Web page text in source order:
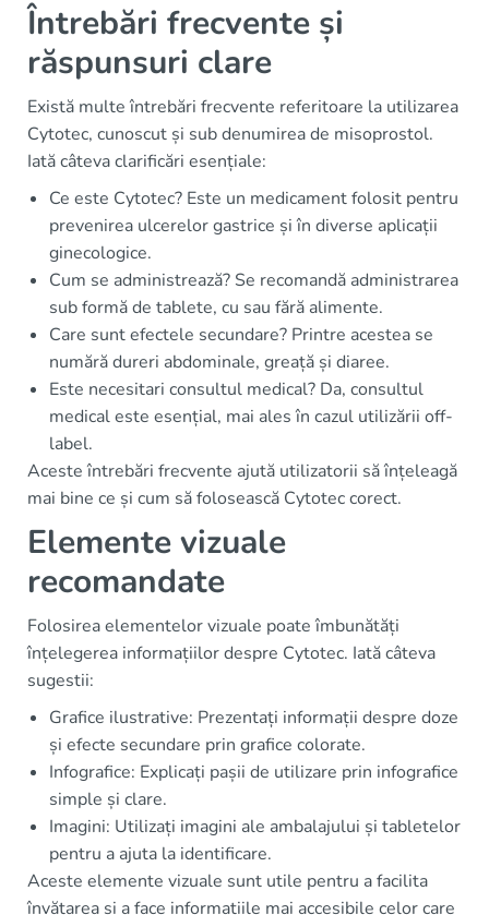
Întrebări frecvente și
răspunsuri clare
Există multe întrebări frecvente referitoare la utilizarea
Cytotec, cunoscut și sub denumirea de misoprostol.
Iată câteva clarificări esențiale:
Ce este Cytotec? Este un medicament folosit pentru
prevenirea ulcerelor gastrice și în diverse aplicații
ginecologice.
Cum se administrează? Se recomandă administrarea
sub formă de tablete, cu sau fără alimente.
Care sunt efectele secundare? Printre acestea se
numără dureri abdominale, greață și diaree.
Este necesitari consultul medical? Da, consultul
medical este esențial, mai ales în cazul utilizării off-
label.
Aceste întrebări frecvente ajută utilizatorii să înțeleagă
mai bine ce și cum să folosească Cytotec corect.
Elemente vizuale
recomandate
Folosirea elementelor vizuale poate îmbunătăți
înțelegerea informațiilor despre Cytotec. Iată câteva
sugestii:
Grafice ilustrative: Prezentați informații despre doze
și efecte secundare prin grafice colorate.
Infografice: Explicați pașii de utilizare prin infografice
simple și clare.
Imagini: Utilizați imagini ale ambalajului și tabletelor
pentru a ajuta la identificare.
Aceste elemente vizuale sunt utile pentru a facilita
învățarea și a face informațiile mai accesibile celor care